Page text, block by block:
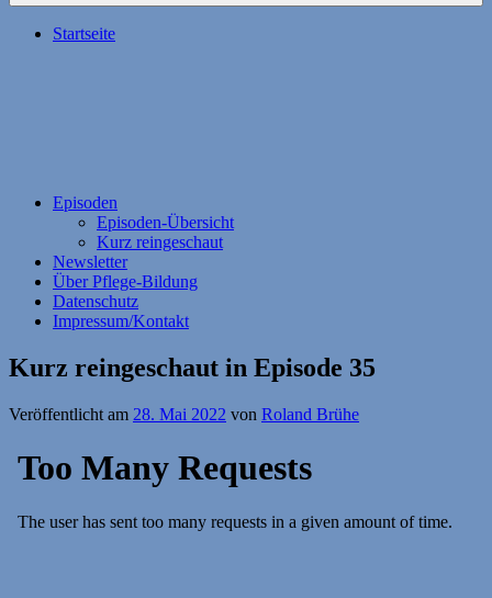
Startseite
Episoden
Episoden-Übersicht
Kurz reingeschaut
Newsletter
Über Pflege-Bildung
Datenschutz
Impressum/Kontakt
Kurz reingeschaut in Episode 35
Veröffentlicht am 28. Mai 2022 von Roland Brühe